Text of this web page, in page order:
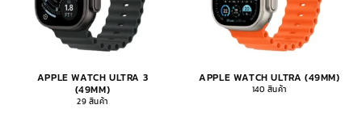
APPLE WATCH ULTRA 3
(49MM)
29 สินค้า
APPLE WATCH ULTRA (49MM)
140 สินค้า